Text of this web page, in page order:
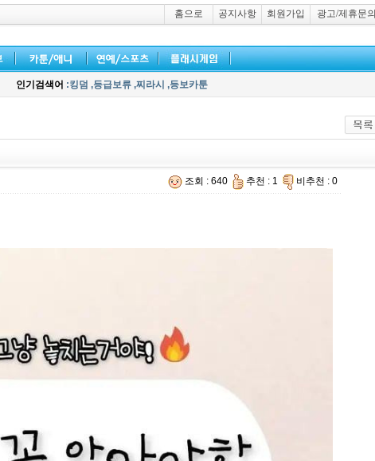
홈으로 공지사항 회원가입 광고/제휴문의
인기검색어 :킹덤 ,등급보류 ,찌라시 ,등보카툰
조회 : 640 추천 : 1 비추천 : 0